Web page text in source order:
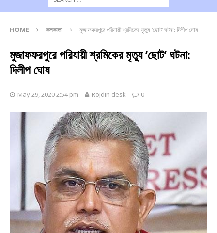
HOME কলকাতা মুজাফফরপুরে পরিযায়ী শ্রমিকের মৃত্যু ‘ছোট’ ঘটনা: দিলীপ ঘোষ
মুজাফফরপুরে পরিযায়ী শ্রমিকের মৃত্যু ‘ছোট’ ঘটনা:
দিলীপ ঘোষ
May 29, 2020 2:54 pm Rojdin desk 0